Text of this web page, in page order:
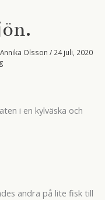
Annika Olsson / 24 juli, 2020
i en kylväska och
andra på lite fisk till